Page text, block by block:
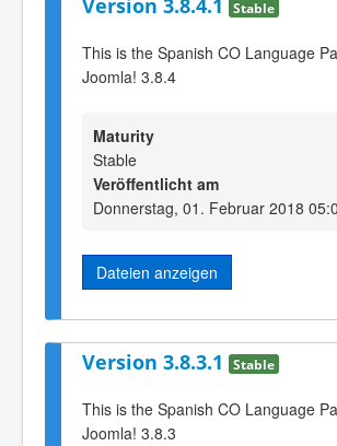
Version 3.8.4.1 Stable
This is the Spanish CO Language
Joomla! 3.8.4
Maturity
Stable
Veröffentlicht am
Donnerstag, 01. Februar 2018
Dateien anzeigen
Version 3.8.3.1 Stable
This is the Spanish CO Language
Joomla! 3.8.3